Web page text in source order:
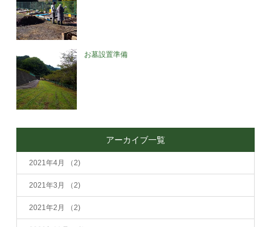
お墓設置準備
アーカイブ一覧
2021年4月 （2)
2021年3月 （2)
2021年2月 （2)